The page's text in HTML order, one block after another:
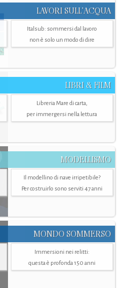
LAVORI SULL’ACQUA
Italsub: sommersi dal lavoro
non è solo un modo di dire
LIBRI & FILM
Libreria Mare di carta,
per immergersi nella lettura
MODELLISMO
Il modellino di nave irripetibile?
Per costruirlo sono serviti 47 anni
MONDO SOMMERSO
Immersioni nei relitti:
questa è profonda 150 anni